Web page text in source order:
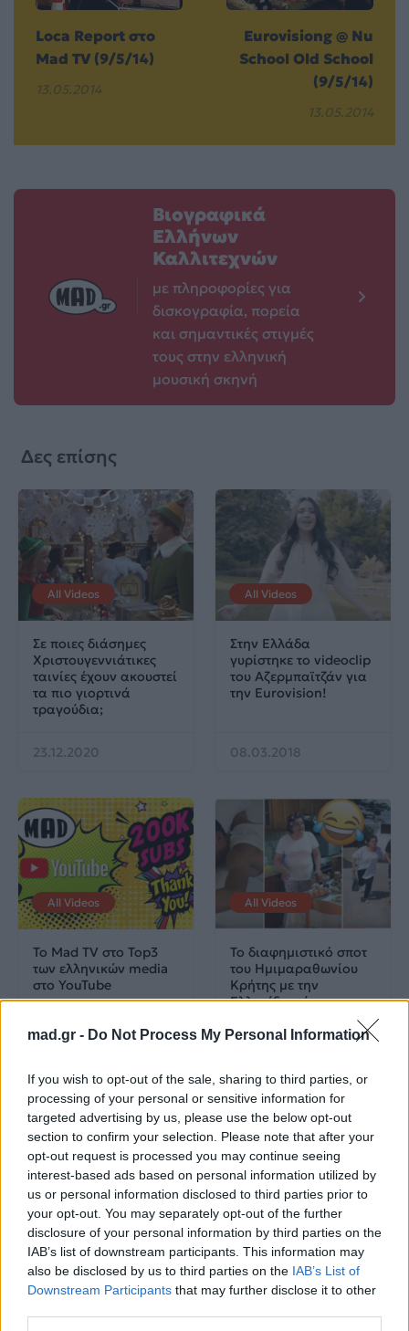
mad.gr - Do Not Process My Personal Information
If you wish to opt-out of the sale, sharing to third parties, or
processing of your personal or sensitive information for
targeted advertising by us, please use the below opt-out
section to confirm your selection. Please note that after your
opt-out request is processed you may continue seeing
interest-based ads based on personal information utilized by
us or personal information disclosed to third parties prior to
your opt-out. You may separately opt-out of the further
disclosure of your personal information by third parties on the
IAB’s list of downstream participants. This information may
also be disclosed by us to third parties on the IAB’s List of
Downstream Participants that may further disclose it to other
Loca Report στο
Μad TV (9/5/14)
13.05.2014
Eurovisiong @ Nu
School Old School
(9/5/14)
13.05.2014
Βιογραφικά
Ελλήνων
Καλλιτεχνών
με πληροφορίες για
δισκογραφία, πορεία
και σημαντικές στιγμές
τους στην ελληνική
μουσική σκηνή
Δες επίσης
All Videos
Σε ποιες διάσημες
Χριστουγεννιάτικες
ταινίες έχουν ακουστεί
τα πιο γιορτινά
τραγούδια;
23.12.2020
All Videos
Στην Ελλάδα
γυρίστηκε το videoclip
του Αζερμπαϊτζάν για
την Eurovision!
08.03.2018
All Videos
Το Mad TV στο Top3
των ελληνικών media
στο YouTube
All Videos
Το διαφημιστικό σποτ
του Ημιμαραθωνίου
Κρήτης με την
Eλληνίδα μάνα που
All Videos
Ο Σπύρος Σαμοΐλης
κάνει push ups!
All Videos
Survivor: Σάλος με το
βίντεο από το
αγώνισμα της